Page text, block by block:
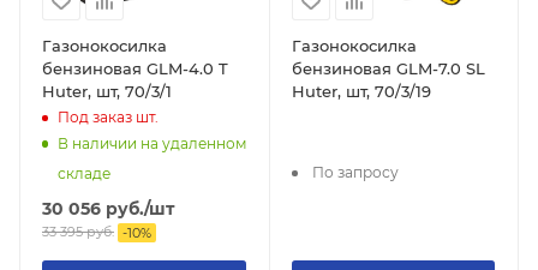
Газонокосилка
бензиновая GLM-4.0 T
Huter, шт, 70/3/1
Под заказ шт.
В наличии на удаленном
складе
30 056 руб./шт
33 395руб. -10%
Газонокосилка
бензиновая GLM-7.0 SL
Huter, шт, 70/3/19
По запросу